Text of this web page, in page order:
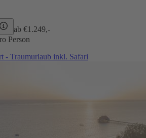
ab €1.249,-
Person
- Traumurlaub inkl. Safari